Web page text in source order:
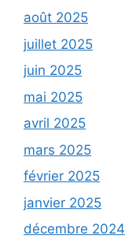
août 2025
juillet 2025
juin 2025
mai 2025
avril 2025
mars 2025
février 2025
janvier 2025
décembre 2024